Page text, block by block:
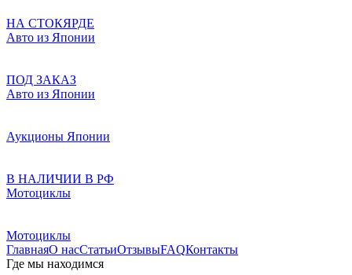
НА СТОКЯРДЕ
Авто из Японии
ПОД ЗАКАЗ
Авто из Японии
Аукционы Японии
В НАЛИЧИИ В РФ
Мотоциклы
Мотоциклы
ГлавнаяО насСтатьиОтзывыFAQКонтакты
Где мы находимся